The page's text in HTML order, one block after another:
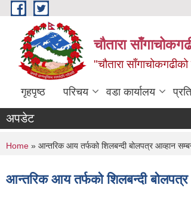
Skip to main content
चौतारा
"चौतारा साँगाचोकगढीको
गृहपृष्ठ परिचय वडा कार्यालय
अपडेट
You are here
Home » आन्तरिक आय तर्फको शिलबन्दी बोलपत्र आव्हान
आन्तरिक आय तर्फको शिलबन्दी